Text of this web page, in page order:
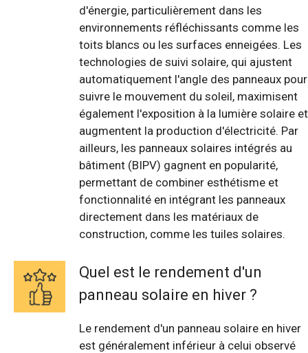
d'énergie, particulièrement dans les
environnements réfléchissants comme les
toits blancs ou les surfaces enneigées. Les
technologies de suivi solaire, qui ajustent
automatiquement l'angle des panneaux pour
suivre le mouvement du soleil, maximisent
également l'exposition à la lumière solaire et
augmentent la production d'électricité. Par
ailleurs, les panneaux solaires intégrés au
bâtiment (BIPV) gagnent en popularité,
permettant de combiner esthétisme et
fonctionnalité en intégrant les panneaux
directement dans les matériaux de
construction, comme les tuiles solaires.
Quel est le rendement d'un
panneau solaire en hiver ?
Le rendement d'un panneau solaire en hiver
est généralement inférieur à celui observé